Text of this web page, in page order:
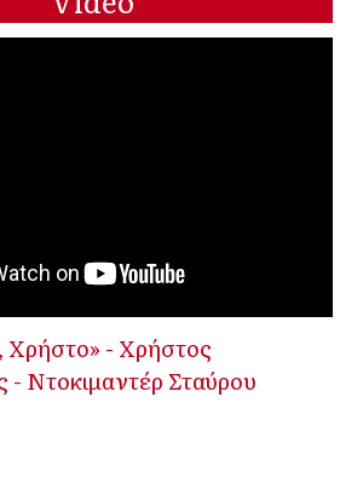
- Χρήστος
Ντοκιμαντέρ Σταύρου